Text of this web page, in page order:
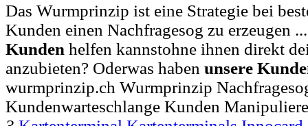
Das Wurmprinzip ist eine Strategie bei
Kunden einen Nachfragesog zu erzeugen
Kunden helfen kannstohne ihnen direkt
anzubieten? Oderwas haben unsere
wurmprinzip.ch Wurmprinzip
Kundenwarteschlange Kunden